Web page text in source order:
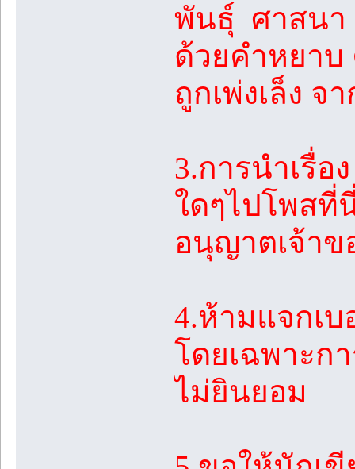
พันธุ์ ศาสนา
ด้วยคำหยาบ
ถูกเพ่งเล็ง จ
3.การนำเรื่
ใดๆไปโพส
อนุญาตเจ้าข
4.ห้ามแจกเบ
โดยเฉพาะก
ไม่ยินยอม